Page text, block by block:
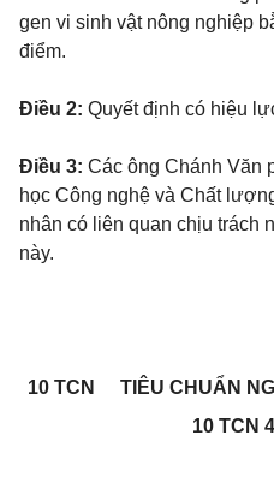
gen vi sinh vật nông nghiệp
điểm.
Điều 2: Quyết định có hiệu
Điều 3: Các ông Chánh Văn
học Công nghệ và Chất
nhân có liên quan chịu trách
này.
10 TCN
TIÊU CHUẨN
10 TCN